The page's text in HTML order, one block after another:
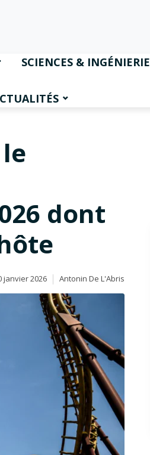
SCIENCES & INGÉNIERIE
dont
janvier 2026 Antonin De L'Abris